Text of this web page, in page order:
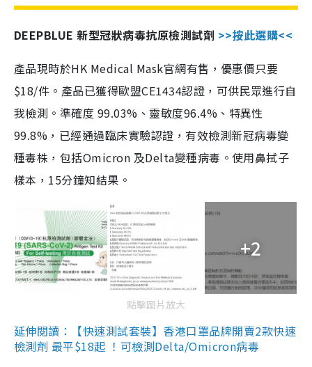
DEEPBLUE 新型冠狀病毒抗原檢測試劑 >>按此選購<<
產品現時於HK Medical Mask官網有售，優惠價只要
$18/件。產品已獲得歐盟CE1434認證，可供民眾進行自
我檢測。準確度 99.03%、靈敏度96.4%、特異性
99.8%，已經通過臨床實驗認證，有效檢測新冠病毒變
種毒株，包括Omicron 及Delta變種病毒。使用鼻拭子
樣本，15分鐘知結果。
+2
點擊圖片放大
延伸閱讀：【快速測試套裝】香港口罩品牌開賣2款快速
檢測劑 最平$18起 ！可檢測Delta/Omicron病毒